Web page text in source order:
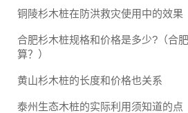
铜陵杉木桩在防洪救灾使用中的效果
合肥杉木桩规格和价格是多少?（合
算？）
黄山杉木桩的长度和价格也关系
泰州生态木桩的实际利用须知道的点